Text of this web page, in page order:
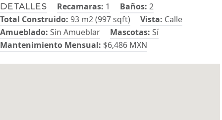
Detalles Recamaras: 1 Baños: 2
Total Construido: 93 m2 (997 sqft) Vista: Calle
Amueblado: Sin Amueblar Mascotas: Sí
Mantenimiento Mensual: $6,486 MXN